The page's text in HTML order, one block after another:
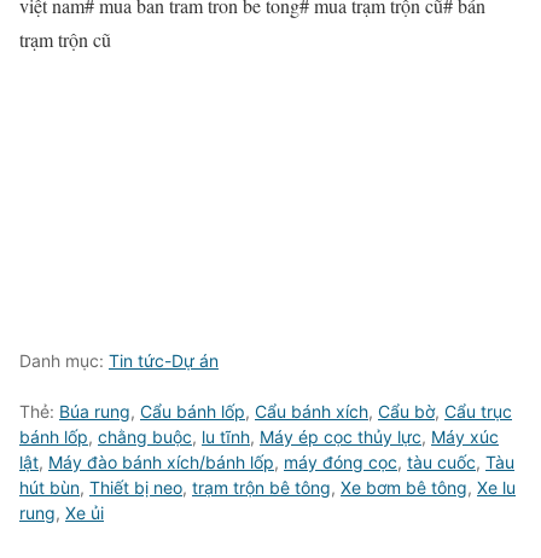
trạm trộn cũ
Danh mục: Tin tức-Dự án
Thẻ: Búa rung, Cẩu bánh lốp, Cẩu bánh xích, Cẩu bờ, Cẩu trục
bánh lốp, chằng buộc, lu tĩnh, Máy ép cọc thủy lực, Máy xúc
lật, Máy đào bánh xích/bánh lốp, máy đóng cọc, tàu cuốc, Tàu
hút bùn, Thiết bị neo, trạm trộn bê tông, Xe bơm bê tông, Xe lu
rung, Xe ủi